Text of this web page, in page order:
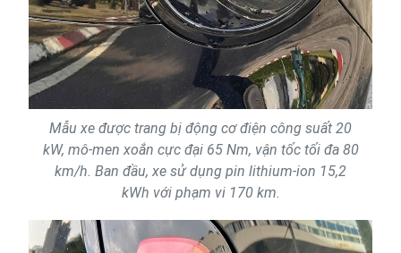
Mẫu xe được trang bị động cơ điện công suất 20
kW, mô-men xoắn cực đại 65 Nm, vận tốc tối đa 80
km/h. Ban đầu, xe sử dụng pin lithium-ion 15,2
kWh với phạm vi 170 km.